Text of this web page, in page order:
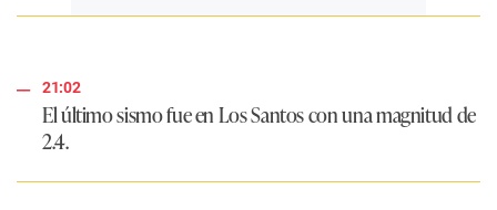
21:02
El último sismo fue en Los Santos con una magnitud de
2.4.